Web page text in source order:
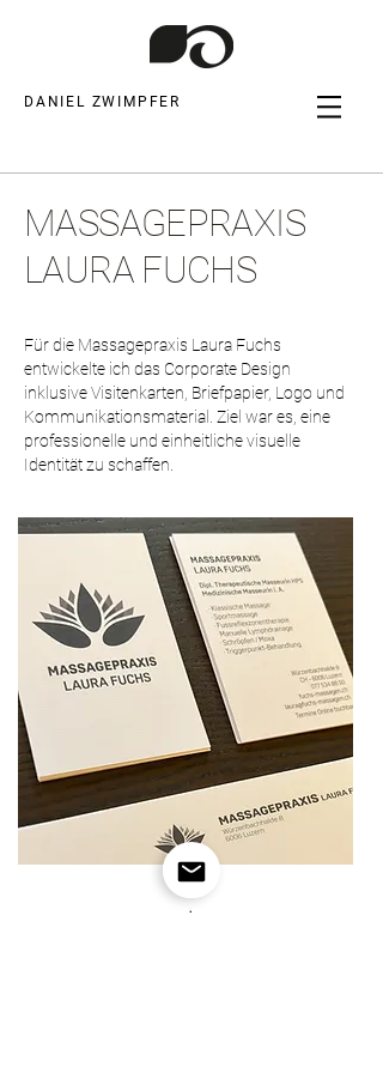
DANIEL ZWIMPFER
MASSAGEPRAXIS
LAURA FUCHS
Für die Massagepraxis Laura Fuchs
entwickelte ich das Corporate Design
inklusive Visitenkarten, Briefpapier, Logo und
Kommunikationsmaterial. Ziel war es, eine
professionelle und einheitliche visuelle
Identität zu schaffen.